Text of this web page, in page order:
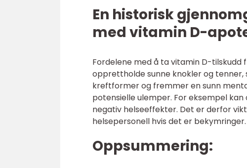
En historisk
med vitamin D-
Fordelene med å ta vitamin D-
opprettholde sunne knokler og
kreftformer og fremmer en sunn
potensielle ulemper. For eksempel
negativ helseeffekter. Det er derfor
helsepersonell hvis det er bekymringer.
Oppsummering: